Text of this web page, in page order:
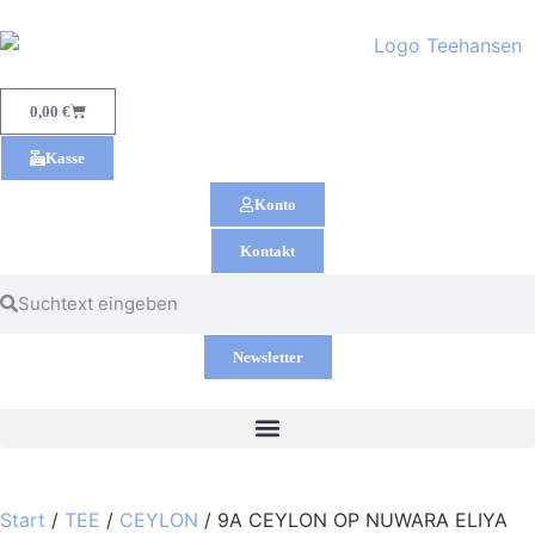
0,00 €
Kasse
Konto
Kontakt
Newsletter
Start / TEE / CEYLON / 9A CEYLON OP NUWARA ELIYA